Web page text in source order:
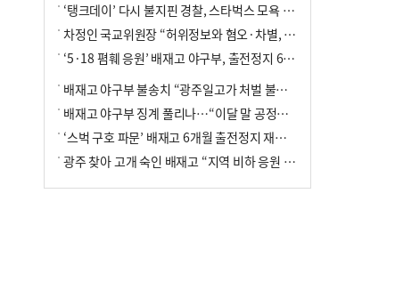
‘탱크데이’ 다시 불지핀 경찰, 스타벅스 모욕 혐의 압수수색
차정인 국교위원장 “허위정보와 혐오·차별, 학교 교실까지 유입"
‘5·18 폄훼 응원’ 배재고 야구부, 출전정지 6개월→1개월 감경
배재고 야구부 불송치 “광주일고가 처벌 불원 의사 표해”
배재고 야구부 징계 풀리나…“이달 말 공정위서 재심의”
‘스벅 구호 파문’ 배재고 6개월 출전정지 재심 신청키로
광주 찾아 고개 숙인 배재고 “지역 비하 응원 잘못”(종합)